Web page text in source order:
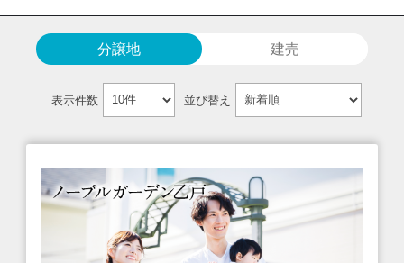
分譲地 建売
表示件数 並び替え